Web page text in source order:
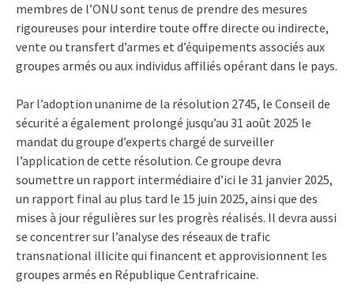
membres de l’ONU sont tenus de prendre des mesures
rigoureuses pour interdire toute offre directe ou indirecte,
vente ou transfert d’armes et d’équipements associés aux
groupes armés ou aux individus affiliés opérant dans le pays.
Par l’adoption unanime de la résolution 2745, le Conseil de
sécurité a également prolongé jusqu’au 31 août 2025 le
mandat du groupe d’experts chargé de surveiller
l’application de cette résolution. Ce groupe devra
soumettre un rapport intermédiaire d’ici le 31 janvier 2025,
un rapport final au plus tard le 15 juin 2025, ainsi que des
mises à jour régulières sur les progrès réalisés. Il devra aussi
se concentrer sur l’analyse des réseaux de trafic
transnational illicite qui financent et approvisionnent les
groupes armés en République Centrafricaine.